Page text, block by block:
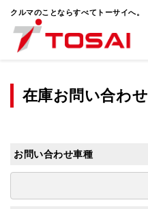
クルマのことならすべてトーサイへ。
在庫お問い合わせ
お問い合わせ車種